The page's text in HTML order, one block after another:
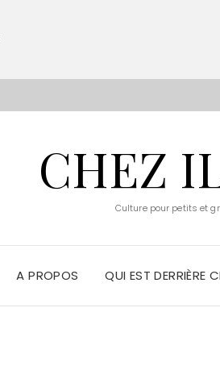
CHEZ
Culture pour petits et
A PROPOS QUI EST DERRIÈRE